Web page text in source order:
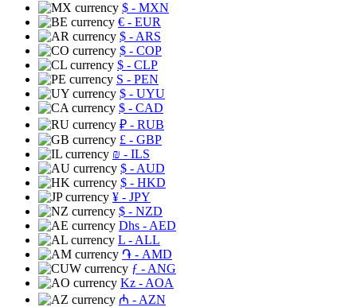
$ - MXN
€ - EUR
$ - ARS
$ - COP
$ - CLP
S - PEN
$ - UYU
$ - CAD
₽ - RUB
£ - GBP
₪ - ILS
$ - AUD
$ - HKD
¥ - JPY
$ - NZD
Dhs - AED
L - ALL
֏ - AMD
ƒ - ANG
Kz - AOA
₼ - AZN